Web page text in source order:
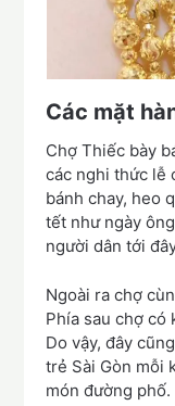
Các mặt
Chợ Thiếc bày
các nghi thức lễ
bánh chay, heo
tết như ngày
người dân tới
Ngoài ra chợ
Phía sau chợ có
Do vậy, đây
trẻ Sài Gòn mỗi
món đường phố.